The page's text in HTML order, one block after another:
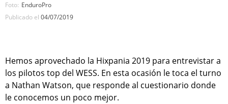
Foto: EnduroPro
Publicado el 04/07/2019
Hemos aprovechado la Hixpania 2019 para entrevistar a
los pilotos top del WESS. En esta ocasión le toca el turno
a Nathan Watson, que responde al cuestionario donde
le conocemos un poco mejor.